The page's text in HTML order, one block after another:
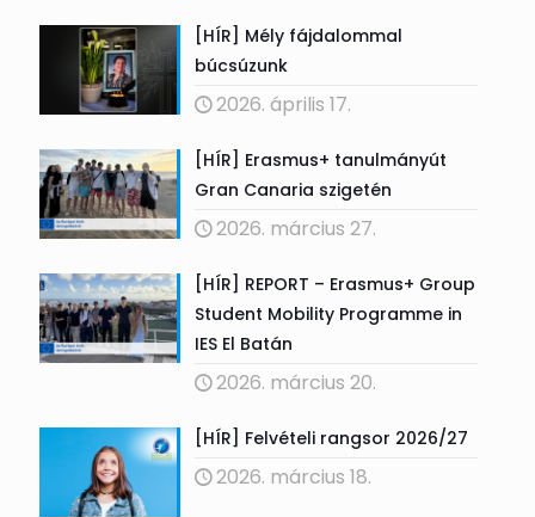
[HÍR] Mély fájdalommal
búcsúzunk
2026. április 17.
[HÍR] Erasmus+ tanulmányút
Gran Canaria szigetén
2026. március 27.
[HÍR] REPORT – Erasmus+ Group
Student Mobility Programme in
IES El Batán
2026. március 20.
[HÍR] Felvételi rangsor 2026/27
2026. március 18.